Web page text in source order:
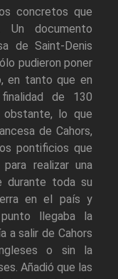
concretos que
Un documento
de Saint-Denis
pudieron poner
en tanto que en
de 130
obstante, lo que
de Cahors,
pontificios que
realizar una
durante toda su
en el país y
llegaba la
a salir de Cahors
o sin la
Añadió que las